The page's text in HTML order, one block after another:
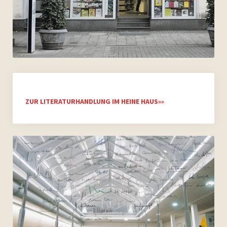
ZUR LITERATURHANDLUNG IM HEINE HAUS»»